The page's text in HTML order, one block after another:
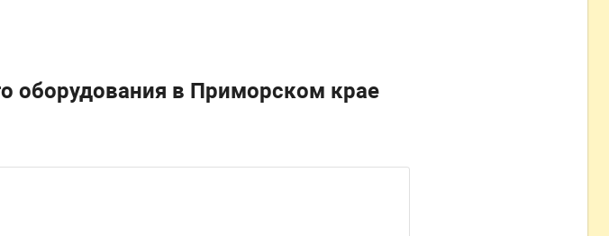
оборудования в Приморском крае